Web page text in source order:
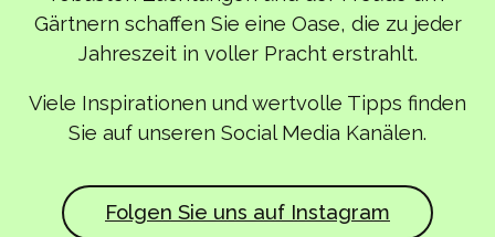
Gärtnern schaffen Sie eine Oase, die zu jeder
Jahreszeit in voller Pracht erstrahlt.
Viele Inspirationen und wertvolle Tipps finden
Sie auf unseren Social Media Kanälen.
Folgen Sie uns auf Instagram